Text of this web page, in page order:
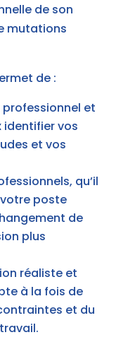
de son
mutations
de :
et
identifier vos
et vos
qu’il
votre poste
de
plus
réaliste et
à la fois de
et du